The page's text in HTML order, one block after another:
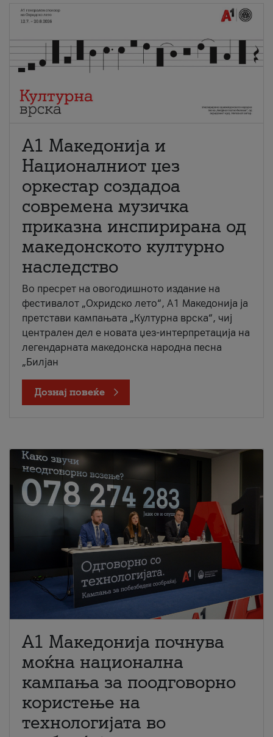
А1 Македонија и
Националниот џез
оркестар создадоа
современа музичка
приказна инспирирана од
македонското културно
наследство
Во пресрет на овогодишното издание на
фестивалот „Охридско лето“, А1 Македонија ја
претстави кампањата „Културна врска“, чиј
централен дел е новата џез-интерпретација на
легендарната македонска народна песна
„Билјан
Дознај повеќе
A1 Македонија почнува
моќна национална
кампања за поодговорно
користење на
технологијата во